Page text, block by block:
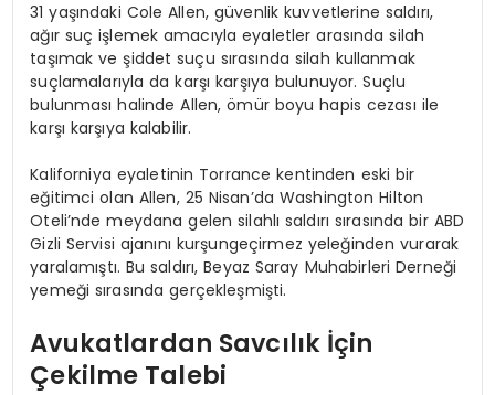
31 yaşındaki Cole Allen, güvenlik kuvvetlerine saldırı,
ağır suç işlemek amacıyla eyaletler arasında silah
taşımak ve şiddet suçu sırasında silah kullanmak
suçlamalarıyla da karşı karşıya bulunuyor. Suçlu
bulunması halinde Allen, ömür boyu hapis cezası ile
karşı karşıya kalabilir.
Kaliforniya eyaletinin Torrance kentinden eski bir
eğitimci olan Allen, 25 Nisan’da Washington Hilton
Oteli’nde meydana gelen silahlı saldırı sırasında bir ABD
Gizli Servisi ajanını kurşungeçirmez yeleğinden vurarak
yaralamıştı. Bu saldırı, Beyaz Saray Muhabirleri Derneği
yemeği sırasında gerçekleşmişti.
Avukatlardan Savcılık İçin
Çekilme Talebi